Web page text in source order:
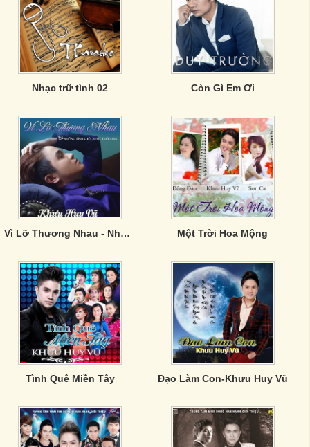
Nhạc trữ tình 02 Còn Gì Em Ơi
Vì Lỡ Thương Nhau - Những Tình Khúc Vượt Thời Gian Một Trời Hoa Mộng
Tình Quê Miền Tây Đạo Làm Con-Khưu Huy Vũ